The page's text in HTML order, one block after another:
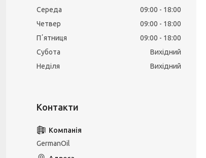
Середа
09:00
18:00
Четвер
09:00
18:00
Пʼятниця
09:00
18:00
Субота
Вихідний
Неділя
Вихідний
GermanOil